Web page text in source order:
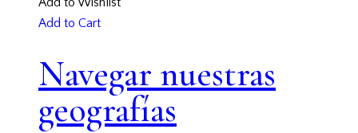
Add to Cart
Navegar nuestras
geografías